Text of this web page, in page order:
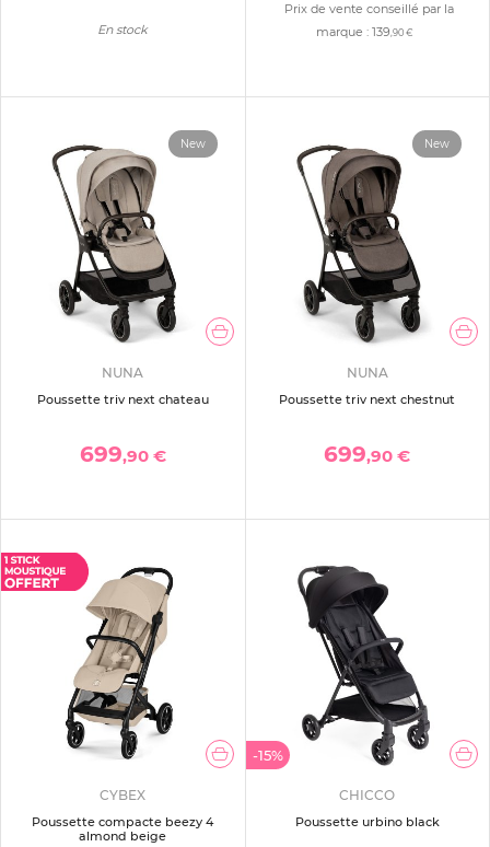
En stock
Prix de vente conseillé par la
marque :139,90 €
New
NUNA
Poussette triv next chateau
699,90 €
New
NUNA
Poussette triv next chestnut
699,90 €
CYBEX
Poussette compacte beezy 4
almond beige
-15%
CHICCO
Poussette urbino black